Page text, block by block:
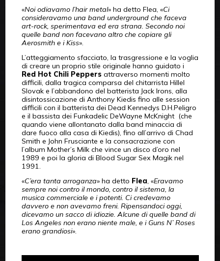
«Noi odiavamo l’hair metal» ha detto Flea, «Ci
consideravamo una band underground che faceva
art-rock, sperimentava ed era strana. Secondo noi
quelle band non facevano altro che copiare gli
Aerosmith e i Kiss».
L’atteggiamento sfacciato, la trasgressione e la voglia
di creare un proprio stile originale hanno guidato i
Red Hot Chili Peppersattraverso momenti molto
difficili, dalla tragica comparsa del chitarrista Hillel
Slovak e l’abbandono del batterista Jack Irons, alla
disintossicazione di Anthony Kiedis fino alle session
difficili con il batterista dei Dead Kennedys D.H.Peligro
e il bassista dei Funkadelic DeWayne McKnight (che
quando viene allontanato dalla band minaccia di
dare fuoco alla casa di Kiedis), fino all’arrivo di Chad
Smith e John Frusciante e la consacrazione con
l’album Mother’s Milk che vince un disco d’oro nel
1989 e poi la gloria di Blood Sugar Sex Magik nel
1991.
«C’era tanta arroganza» ha detto Flea, «Eravamo
sempre noi contro il mondo, contro il sistema, la
musica commerciale e i potenti. Ci credevamo
davvero e non avevamo freni. Ripensandoci oggi,
dicevamo un sacco di idiozie. Alcune di quelle band di
Los Angeles non erano niente male, e i Guns N’ Roses
erano grandiosi».